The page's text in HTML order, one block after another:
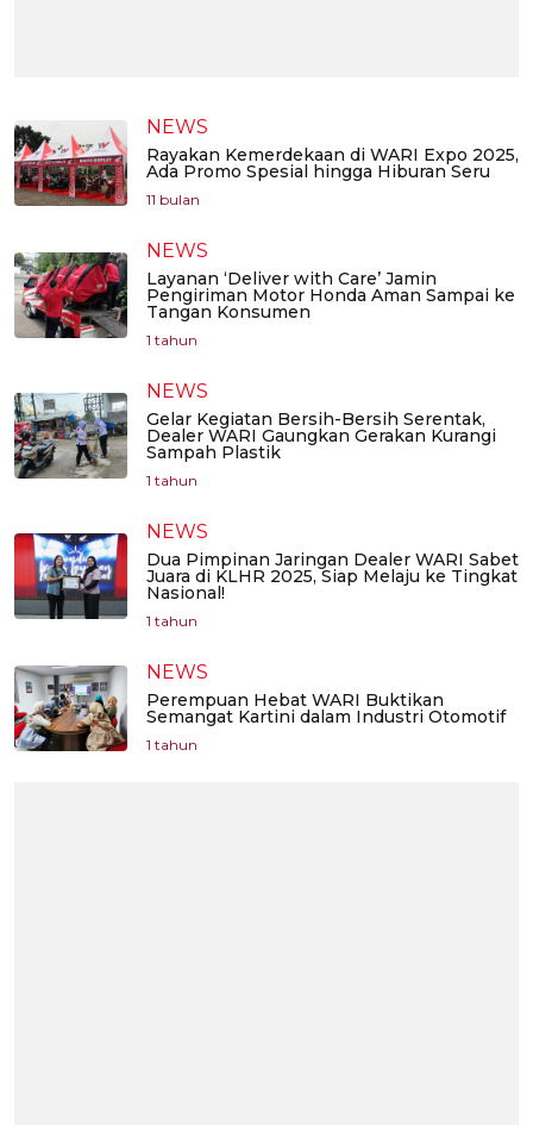
NEWS
Rayakan Kemerdekaan di WARI Expo 2025,
Ada Promo Spesial hingga Hiburan Seru
11 bulan
NEWS
Layanan ‘Deliver with Care’ Jamin
Pengiriman Motor Honda Aman Sampai ke
Tangan Konsumen
1 tahun
NEWS
Gelar Kegiatan Bersih-Bersih Serentak,
Dealer WARI Gaungkan Gerakan Kurangi
Sampah Plastik
1 tahun
NEWS
Dua Pimpinan Jaringan Dealer WARI Sabet
Juara di KLHR 2025, Siap Melaju ke Tingkat
Nasional!
1 tahun
NEWS
Perempuan Hebat WARI Buktikan
Semangat Kartini dalam Industri Otomotif
1 tahun